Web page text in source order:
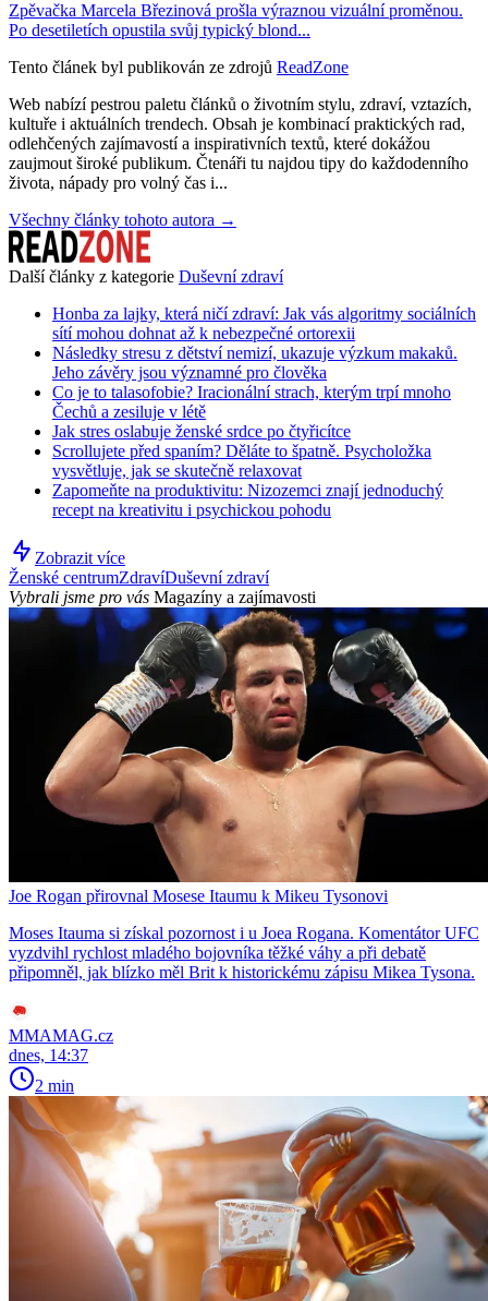
Zpěvačka Marcela Březinová prošla výraznou vizuální proměnou.
Po desetiletích opustila svůj typický blond...
Tento článek byl publikován ze zdrojů ReadZone
Web nabízí pestrou paletu článků o životním stylu, zdraví, vztazích,
kultuře i aktuálních trendech. Obsah je kombinací praktických rad,
odlehčených zajímavostí a inspirativních textů, které dokážou
zaujmout široké publikum. Čtenáři tu najdou tipy do každodenního
života, nápady pro volný čas i...
Všechny články tohoto autora →
Další články z kategorie Duševní zdraví
Honba za lajky, která ničí zdraví: Jak vás algoritmy sociálních
sítí mohou dohnat až k nebezpečné ortorexii
Následky stresu z dětství nemizí, ukazuje výzkum makaků.
Jeho závěry jsou významné pro člověka
Co je to talasofobie? Iracionální strach, kterým trpí mnoho
Čechů a zesiluje v létě
Jak stres oslabuje ženské srdce po čtyřicítce
Scrollujete před spaním? Děláte to špatně. Psycholožka
vysvětluje, jak se skutečně relaxovat
Zapomeňte na produktivitu: Nizozemci znají jednoduchý
recept na kreativitu i psychickou pohodu
Zobrazit více
Ženské centrumZdravíDuševní zdraví
Vybrali jsme pro vás Magazíny a zajímavosti
Joe Rogan přirovnal Mosese Itaumu k Mikeu Tysonovi
Moses Itauma si získal pozornost i u Joea Rogana. Komentátor UFC
vyzdvihl rychlost mladého bojovníka těžké váhy a při debatě
připomněl, jak blízko měl Brit k historickému zápisu Mikea Tysona.
MMAMAG.cz
dnes, 14:37
2 min